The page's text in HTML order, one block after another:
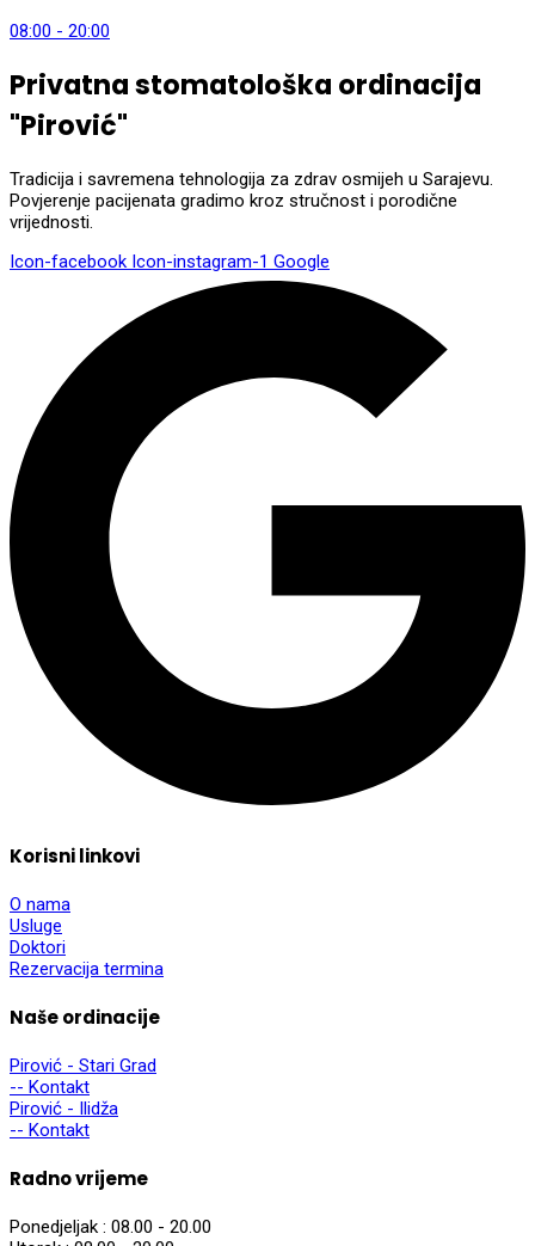
08:00 - 20:00
Privatna stomatološka ordinacija
"Pirović"
Tradicija i savremena tehnologija za zdrav osmijeh u Sarajevu.
Povjerenje pacijenata gradimo kroz stručnost i porodične
vrijednosti.
Icon-facebook Icon-instagram-1 Google
Korisni linkovi
O nama
Usluge
Doktori
Rezervacija termina
Naše ordinacije
Pirović - Stari Grad
-- Kontakt
Pirović - Ilidža
-- Kontakt
Radno vrijeme
Ponedjeljak : 08.00 - 20.00